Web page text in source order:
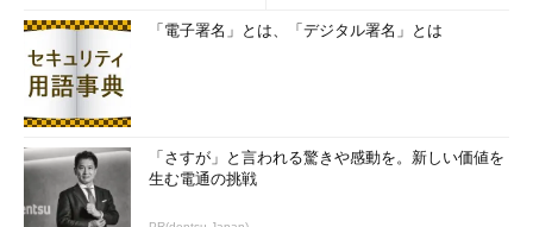
「電子署名」とは、「デジタル署名」とは
「さすが」と言われる驚きや感動を。新しい価値を
生む電通の挑戦